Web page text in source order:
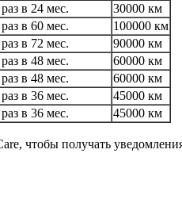
в 24 мес.
30000 км
в 60 мес.
100000 км
в 72 мес.
90000 км
в 48 мес.
60000 км
в 48 мес.
60000 км
в 36 мес.
45000 км
в 36 мес. 45000 км
чтобы получать